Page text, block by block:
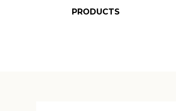
PRODUCTS